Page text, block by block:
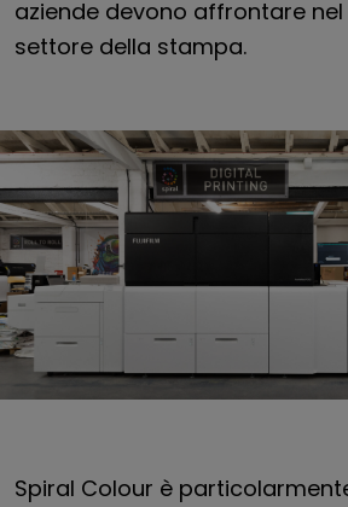
aziende devono affrontare
settore della stampa.
Spiral Colour è